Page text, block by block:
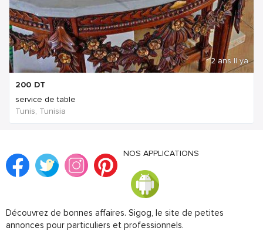
2 ans Il ya
200 DT
service de table
Tunis, Tunisia
NOS APPLICATIONS
Découvrez de bonnes affaires. Sigog, le site de petites
annonces pour particuliers et professionnels.